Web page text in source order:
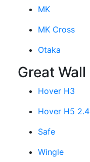
MK
MK Cross
Otaka
Great Wall
Hover H3
Hover H5 2.4
Safe
Wingle